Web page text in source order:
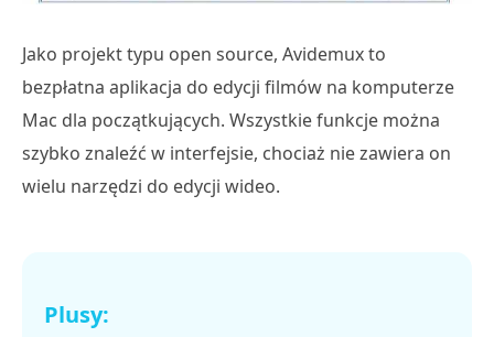
Jako projekt typu open source, Avidemux to
bezpłatna aplikacja do edycji filmów na komputerze
Mac dla początkujących. Wszystkie funkcje można
szybko znaleźć w interfejsie, chociaż nie zawiera on
wielu narzędzi do edycji wideo.
Plusy: